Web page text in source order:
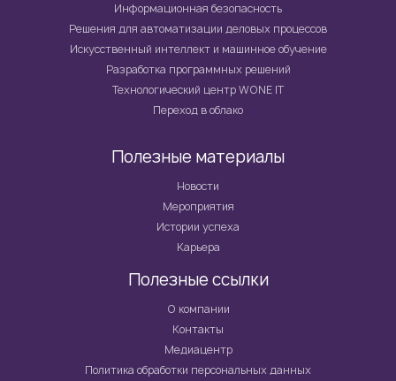
Информационная безопасность
Решения для автоматизации деловых процессов
Искусственный интеллект и машинное обучение
Разработка программных решений
Технологический центр WONE IT
Переход в облако
Полезные материалы
Новости
Мероприятия
Истории успеха
Карьера
Полезные ссылки
О компании
Контакты
Медиацентр
Политика обработки персональных данных